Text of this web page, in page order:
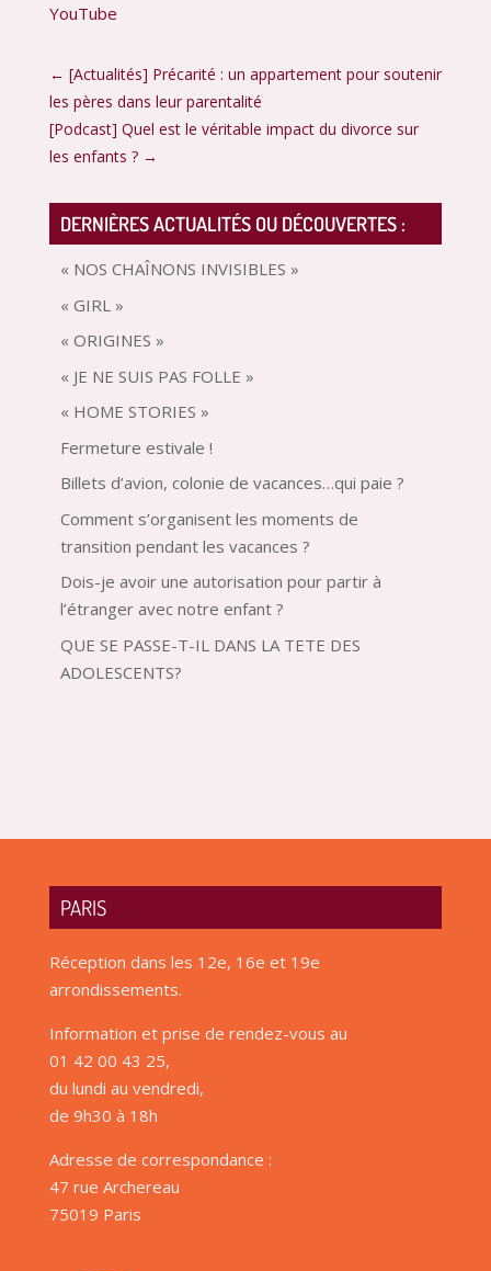
YouTube
← [Actualités] Précarité : un appartement pour soutenir
les pères dans leur parentalité
[Podcast] Quel est le véritable impact du divorce sur
les enfants ?→
DERNIÈRES ACTUALITÉS OU DÉCOUVERTES :
« NOS CHAÎNONS INVISIBLES »
« GIRL »
« ORIGINES »
« JE NE SUIS PAS FOLLE »
« HOME STORIES »
Fermeture estivale !
Billets d’avion, colonie de vacances…qui paie ?
Comment s’organisent les moments de
transition pendant les vacances ?
Dois-je avoir une autorisation pour partir à
l’étranger avec notre enfant ?
QUE SE PASSE-T-IL DANS LA TETE DES
ADOLESCENTS?
PARIS
Réception dans les 12e, 16e et 19e
arrondissements.
Information et prise de rendez-vous au
01 42 00 43 25,
du lundi au vendredi,
de 9h30 à 18h
Adresse de correspondance :
47 rue Archereau
75019 Paris